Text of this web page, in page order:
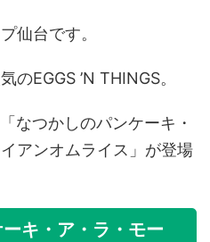
仙台です。
のEGGS ’N THINGS。
なつかしのパンケーキ・
アンオムライス」が登場
ーキ・ア・ラ・モー